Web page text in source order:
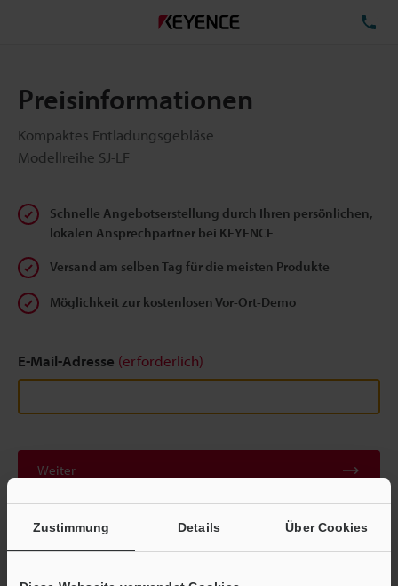
Zustimmung Details Über Cookies
Preisinformationen
Kompaktes Entladungsgebläse
Modellreihe SJ-LF
Schnelle Angebotserstellung durch Ihren persönlichen,
lokalen Ansprechpartner bei KEYENCE
Versand am selben Tag für die meisten Produkte
Möglichkeit zur kostenlosen Vor-Ort-Demo
E-Mail-Adresse (erforderlich)
Weiter
Datenschutz ist uns wichtig - Ihre Daten werden niemals
weitergegeben.